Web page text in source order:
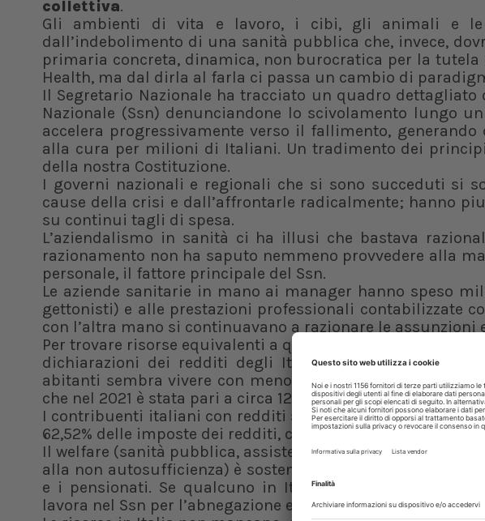
collettiva.
Gli ambienti di vita e lavoro, i cibi, gli animali e le
dall’indebolimento di una sanità pubblica che, invece,
primaria concreta, dinamica, non burocratica per la
Health, ma dal dirla al farla ci passa un cambio di
Il Segretario Nazionale ha tracciato un quadro
Nazionale (Ssn) denunciandone lo scivolamento lungo
accelera progressivamente verso il fallimento,
alla cura per milioni di Italiani. Un tradimento dei
della nostra Costituzione.
I governi nazionali e regionali che si sono succeduti si
cause della crisi e dall’affrontarle radicalmente; hanno
su continui tagli di spesa.
L’aziendalismo in sanità ci ha illusi che bastava
razionamento non ha saputo nemmeno provvedere alla
personale, il fattore principale del Ssn.
Le aziende sanitarie in mano ai manager hanno speso
gettonisti) e alle prestazioni professionali contabilizzate
con l’altra mano si continuavano a razionare le assunzioni e
Per trovare risorse equivalenti a quelle destinate alla sanità
dichiarazioni dei redditi degli Italiani del 2022 (dati
abitanti sembra vivere con meno di 1000 € lordi al mese
che nel 2021 è stata pari a circa 127 miliardi per un pro-
I contribuenti italiani con redditi superiori a 35mila euro
62,52% delle imposte dei redditi, che sono redditi in
Il welfare (sanità pubblica, assistenza sociale, pensioni,
alla non autosufficienza) è sostenuto essenzialmente
e i pensionati. Se qualcuno in Italia vuole ringraziare
lavora nel Ssn per l’abnegazione e chi paga le tasse